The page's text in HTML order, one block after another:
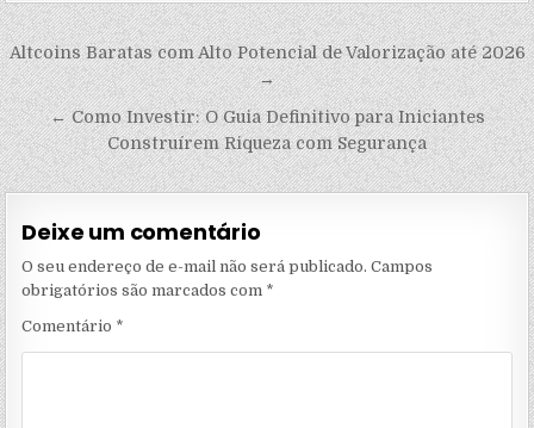
Navegação
de
Post
Altcoins Baratas com Alto Potencial de Valorização até 2026
→
← Como Investir: O Guia Definitivo para Iniciantes
Construírem Riqueza com Segurança
Deixe um comentário
O seu endereço de e-mail não será publicado. Campos
obrigatórios são marcados com *
Comentário *